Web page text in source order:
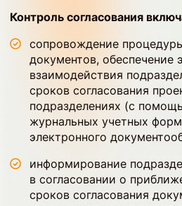
Контроль согласования
сопровождение
документов, обеспечение
взаимодействия
сроков согласования
подразделениях (с
журнальных учетных
электронного
информирование
в согласовании о
сроков согласования